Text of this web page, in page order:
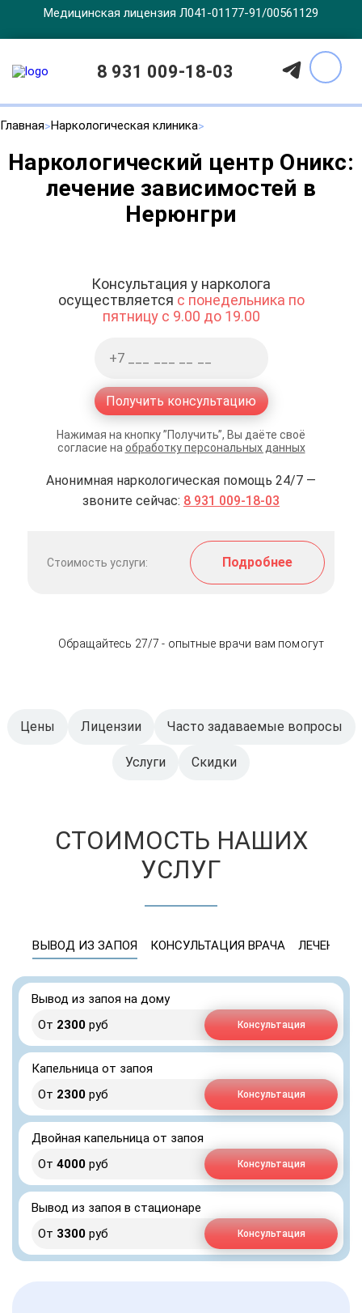
Медицинская лицензия Л041-01177-91/00561129
8 931 009-18-03
Главная Наркологическая клиника
Наркологический центр Оникс:
лечение зависимостей в
Нерюнгри
Консультация у нарколога
осуществляется с понедельника по
пятницу с 9.00 до 19.00
Получить консультацию
Нажимая на кнопку ”Получить”, Вы даёте своё
согласие на обработку персональных данных
Анонимная наркологическая помощь 24/7 —
звоните сейчас: 8 931 009-18-03
Стоимость услуги: Подробнее
Обращайтесь 27/7 - опытные врачи вам помогут
Цены Лицензии Часто задаваемые вопросы
Услуги Скидки
СТОИМОСТЬ НАШИХ
УСЛУГ
ВЫВОД ИЗ ЗАПОЯ КОНСУЛЬТАЦИЯ ВРАЧА ЛЕЧЕНИЕ
Вывод из запоя на дому
От 2300 руб Консультация
Капельница от запоя
От 2300 руб Консультация
Двойная капельница от запоя
От 4000 руб Консультация
Вывод из запоя в стационаре
От 3300 руб Консультация